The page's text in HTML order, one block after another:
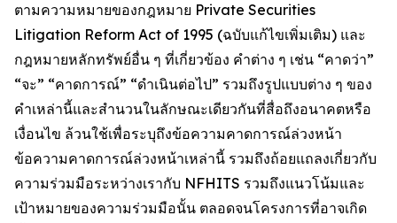
ตามความหมายของกฎหมาย Private Securities
Litigation Reform Act of 1995 (ฉบับแก้ไขเพิ่มเติม) และ
กฎหมายหลักทรัพย์อื่น ๆ ที่เกี่ยวข้อง คำต่าง ๆ เช่น “คาดว่า”
“จะ” “คาดการณ์” “ดำเนินต่อไป” รวมถึงรูปแบบต่าง ๆ ของ
คำเหล่านี้และสำนวนในลักษณะเดียวกันที่สื่อถึงอนาคตหรือ
เงื่อนไข ล้วนใช้เพื่อระบุถึงข้อความคาดการณ์ล่วงหน้า
ข้อความคาดการณ์ล่วงหน้าเหล่านี้ รวมถึงถ้อยแถลงเกี่ยวกับ
ความร่วมมือระหว่างเรากับ NFHITS รวมถึงแนวโน้มและ
เป้าหมายของความร่วมมือนั้น ตลอดจนโครงการที่อาจเกิด